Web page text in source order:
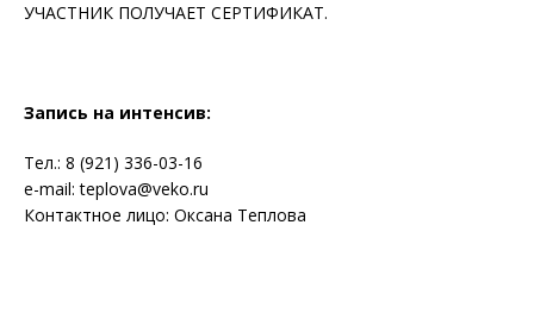
УЧАСТНИК ПОЛУЧАЕТ СЕРТИФИКАТ.
Запись на интенсив:
Тел.: 8 (921) 336-03-16
e-mail:teplova@veko.ru
Контактное лицо: Оксана Теплова